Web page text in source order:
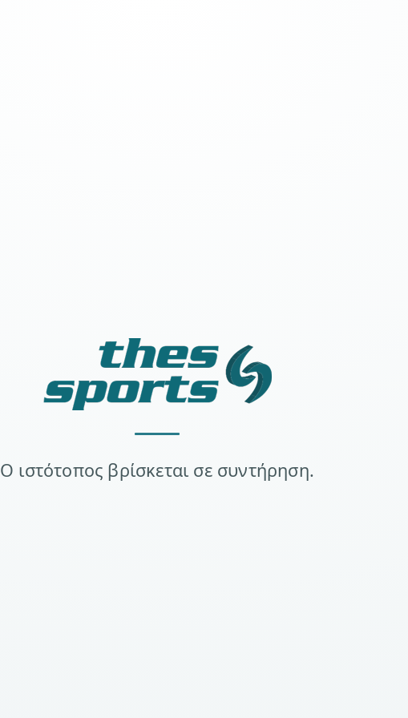
Ο ιστότοπος βρίσκεται σε συντήρηση.